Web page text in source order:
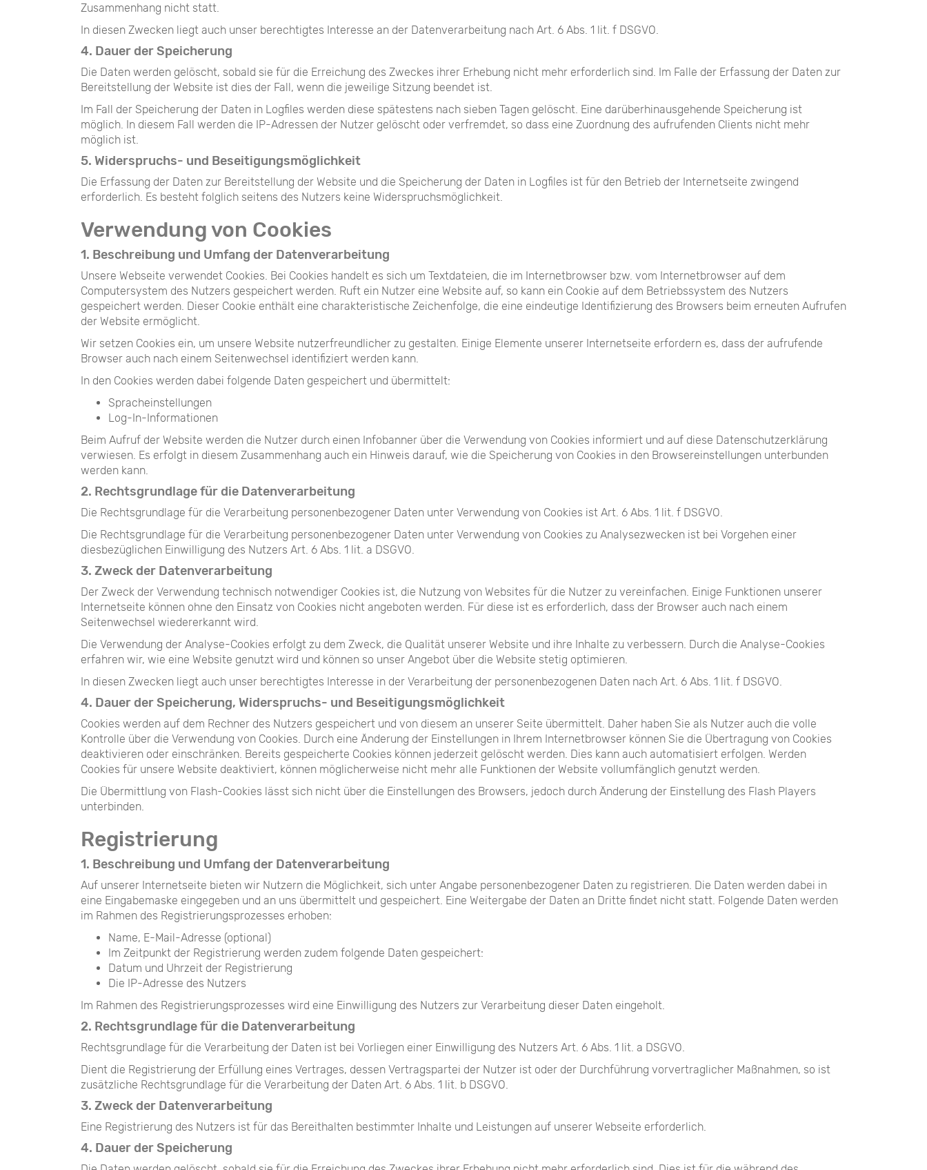
Zusammenhang nicht statt.
In diesen Zwecken liegt auch unser berechtigtes Interesse an der Datenverarbeitung nach Art. 6 Abs. 1 lit. f DSGVO.
4. Dauer der Speicherung
Die Daten werden gelöscht, sobald sie für die Erreichung des Zweckes ihrer Erhebung nicht mehr erforderlich sind. Im Falle der Erfassung der Daten zur
Bereitstellung der Website ist dies der Fall, wenn die jeweilige Sitzung beendet ist.
Im Fall der Speicherung der Daten in Logfiles werden diese spätestens nach sieben Tagen gelöscht. Eine darüberhinausgehende Speicherung ist
möglich. In diesem Fall werden die IP-Adressen der Nutzer gelöscht oder verfremdet, so dass eine Zuordnung des aufrufenden Clients nicht mehr
möglich ist.
5. Widerspruchs- und Beseitigungsmöglichkeit
Die Erfassung der Daten zur Bereitstellung der Website und die Speicherung der Daten in Logfiles ist für den Betrieb der Internetseite zwingend
erforderlich. Es besteht folglich seitens des Nutzers keine Widerspruchsmöglichkeit.
Verwendung von Cookies
1. Beschreibung und Umfang der Datenverarbeitung
Unsere Webseite verwendet Cookies. Bei Cookies handelt es sich um Textdateien, die im Internetbrowser bzw. vom Internetbrowser auf dem
Computersystem des Nutzers gespeichert werden. Ruft ein Nutzer eine Website auf, so kann ein Cookie auf dem Betriebssystem des Nutzers
gespeichert werden. Dieser Cookie enthält eine charakteristische Zeichenfolge, die eine eindeutige Identifizierung des Browsers beim erneuten Aufrufen
der Website ermöglicht.
Wir setzen Cookies ein, um unsere Website nutzerfreundlicher zu gestalten. Einige Elemente unserer Internetseite erfordern es, dass der aufrufende
Browser auch nach einem Seitenwechsel identifiziert werden kann.
In den Cookies werden dabei folgende Daten gespeichert und übermittelt:
Spracheinstellungen
Log-In-Informationen
Beim Aufruf der Website werden die Nutzer durch einen Infobanner über die Verwendung von Cookies informiert und auf diese Datenschutzerklärung
verwiesen. Es erfolgt in diesem Zusammenhang auch ein Hinweis darauf, wie die Speicherung von Cookies in den Browsereinstellungen unterbunden
werden kann.
2. Rechtsgrundlage für die Datenverarbeitung
Die Rechtsgrundlage für die Verarbeitung personenbezogener Daten unter Verwendung von Cookies ist Art. 6 Abs. 1 lit. f DSGVO.
Die Rechtsgrundlage für die Verarbeitung personenbezogener Daten unter Verwendung von Cookies zu Analysezwecken ist bei Vorgehen einer
diesbezüglichen Einwilligung des Nutzers Art. 6 Abs. 1 lit. a DSGVO.
3. Zweck der Datenverarbeitung
Der Zweck der Verwendung technisch notwendiger Cookies ist, die Nutzung von Websites für die Nutzer zu vereinfachen. Einige Funktionen unserer
Internetseite können ohne den Einsatz von Cookies nicht angeboten werden. Für diese ist es erforderlich, dass der Browser auch nach einem
Seitenwechsel wiedererkannt wird.
Die Verwendung der Analyse-Cookies erfolgt zu dem Zweck, die Qualität unserer Website und ihre Inhalte zu verbessern. Durch die Analyse-Cookies
erfahren wir, wie eine Website genutzt wird und können so unser Angebot über die Website stetig optimieren.
In diesen Zwecken liegt auch unser berechtigtes Interesse in der Verarbeitung der personenbezogenen Daten nach Art. 6 Abs. 1 lit. f DSGVO.
4. Dauer der Speicherung, Widerspruchs- und Beseitigungsmöglichkeit
Cookies werden auf dem Rechner des Nutzers gespeichert und von diesem an unserer Seite übermittelt. Daher haben Sie als Nutzer auch die volle
Kontrolle über die Verwendung von Cookies. Durch eine Änderung der Einstellungen in Ihrem Internetbrowser können Sie die Übertragung von Cookies
deaktivieren oder einschränken. Bereits gespeicherte Cookies können jederzeit gelöscht werden. Dies kann auch automatisiert erfolgen. Werden
Cookies für unsere Website deaktiviert, können möglicherweise nicht mehr alle Funktionen der Website vollumfänglich genutzt werden.
Die Übermittlung von Flash-Cookies lässt sich nicht über die Einstellungen des Browsers, jedoch durch Änderung der Einstellung des Flash Players
unterbinden.
Registrierung
1. Beschreibung und Umfang der Datenverarbeitung
Auf unserer Internetseite bieten wir Nutzern die Möglichkeit, sich unter Angabe personenbezogener Daten zu registrieren. Die Daten werden dabei in
eine Eingabemaske eingegeben und an uns übermittelt und gespeichert. Eine Weitergabe der Daten an Dritte findet nicht statt. Folgende Daten werden
im Rahmen des Registrierungsprozesses erhoben:
Name, E-Mail-Adresse (optional)
Im Zeitpunkt der Registrierung werden zudem folgende Daten gespeichert:
Datum und Uhrzeit der Registrierung
Die IP-Adresse des Nutzers
Im Rahmen des Registrierungsprozesses wird eine Einwilligung des Nutzers zur Verarbeitung dieser Daten eingeholt.
2. Rechtsgrundlage für die Datenverarbeitung
Rechtsgrundlage für die Verarbeitung der Daten ist bei Vorliegen einer Einwilligung des Nutzers Art. 6 Abs. 1 lit. a DSGVO.
Dient die Registrierung der Erfüllung eines Vertrages, dessen Vertragspartei der Nutzer ist oder der Durchführung vorvertraglicher Maßnahmen, so ist
zusätzliche Rechtsgrundlage für die Verarbeitung der Daten Art. 6 Abs. 1 lit. b DSGVO.
3. Zweck der Datenverarbeitung
Eine Registrierung des Nutzers ist für das Bereithalten bestimmter Inhalte und Leistungen auf unserer Webseite erforderlich.
4. Dauer der Speicherung